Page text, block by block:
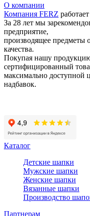
О компании
Компания FERZ
За 28 лет мы
предприятие,
производящее предметы
качества.
Покупая нашу
сертифицированный
максимально доступной
надбавок.
Каталог
Детские шапки
Мужские шапки
Женские шапки
Вязанные шапки
Производство
Партнерам